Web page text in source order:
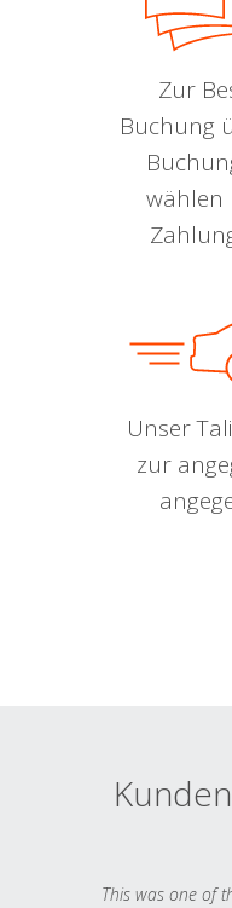
Zur
Buchung
wählen
Unser
zur
This was one of